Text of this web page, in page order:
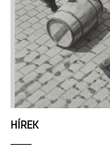
HÍREK